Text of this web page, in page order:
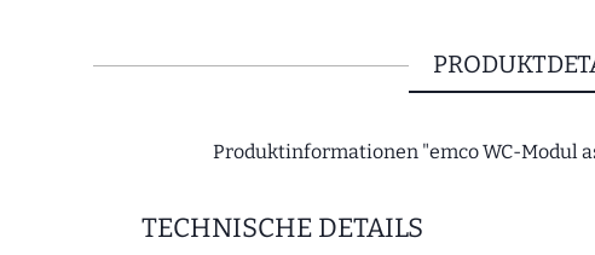
Produktinformationen "emco WC-Modul
TECHNISCHE DETAILS